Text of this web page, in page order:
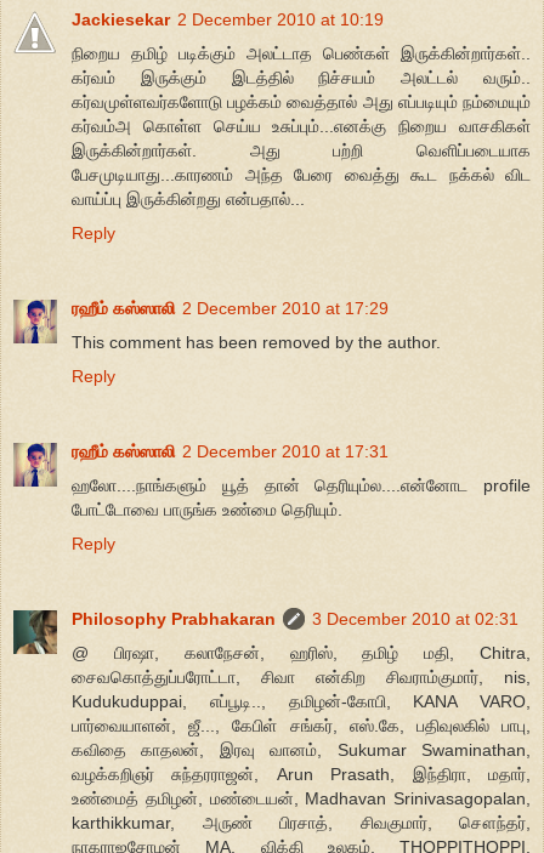
Jackiesekar 2 December 2010 at 10:19
நிறைய தமிழ் படிக்கும் அலட்டாத பெண்கள் இருக்கின்றார்கள்..
கர்வம் இருக்கும் இடத்தில் நிச்சயம் அலட்டல் வரும்..
கர்வமுள்ளவர்களோடு பழக்கம் வைத்தால் அது எப்படியும் நம்மையும்
கர்வம்அ கொள்ள செய்ய உசுப்பும்...எனக்கு நிறைய வாசகிகள்
இருக்கின்றார்கள். அது பற்றி வெளிப்படையாக
பேசமுடியாது...காரணம் அந்த பேரை வைத்து கூட நக்கல் விட
வாய்ப்பு இருக்கின்றது என்பதால்...
Reply
ரஹீம் கஸ்ஸாலி 2 December 2010 at 17:29
This comment has been removed by the author.
Reply
ரஹீம் கஸ்ஸாலி 2 December 2010 at 17:31
ஹலோ....நாங்களும் யூத் தான் தெரியும்ல....என்னோட profile
போட்டோவை பாருங்க உண்மை தெரியும்.
Reply
Philosophy Prabhakaran
3 December 2010 at 02:31
@ பிரஷா, கலாநேசன், ஹரிஸ், தமிழ் மதி, Chitra,
சைவகொத்துப்பரோட்டா, சிவா என்கிற சிவராம்குமார், nis,
Kudukuduppai, எப்பூடி.., தமிழன்-கோபி, KANA VARO,
பார்வையாளன், ஜீ..., கேபிள் சங்கர், எஸ்.கே, பதிவுலகில் பாபு,
கவிதை காதலன், இரவு வானம், Sukumar Swaminathan,
வழக்கறிஞர் சுந்தரராஜன், Arun Prasath, இந்திரா, மதார்,
உண்மைத் தமிழன், மண்டையன், Madhavan Srinivasagopalan,
karthikkumar, அருண் பிரசாத், சிவகுமார், சௌந்தர்,
நாகராஜசோழன் MA, விக்கி உலகம், THOPPITHOPPI,